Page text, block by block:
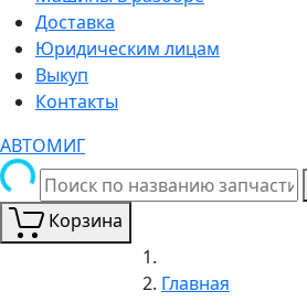
Доставка
Юридическим лицам
Выкуп
Контакты
АВТОМИГ
Корзина
Главная